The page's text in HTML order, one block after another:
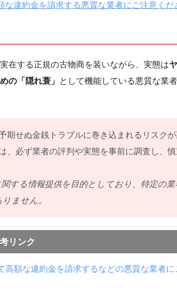
な違約金を請求する悪質な業者にご注意くだ
在する正規の古物商を装いながら、実態は
の「隠れ蓑」
として機能している悪質な業
期せぬ金銭トラブルに巻き込まれるリスク
、必ず業者の評判や実態を事前に調査し、
する情報提供を目的としており、特定の業
ません。
リンク
高額な違約金を請求するなどの悪質な業者に